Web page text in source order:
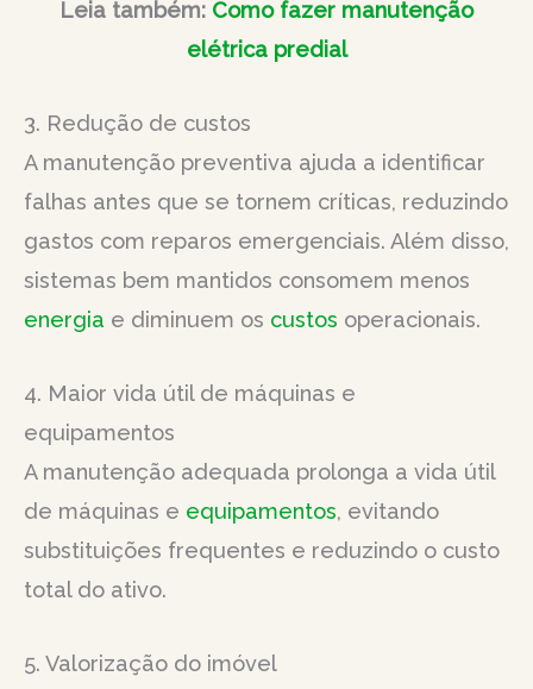
Leia também: Como fazer manutenção
elétrica predial
3. Redução de custos
A manutenção preventiva ajuda a identificar
falhas antes que se tornem críticas, reduzindo
gastos com reparos emergenciais. Além disso,
sistemas bem mantidos consomem menos
energia e diminuem os custos operacionais.
4. Maior vida útil de máquinas e
equipamentos
A manutenção adequada prolonga a vida útil
de máquinas e equipamentos, evitando
substituições frequentes e reduzindo o custo
total do ativo.
5. Valorização do imóvel